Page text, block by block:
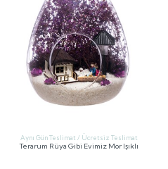
Aynı Gün Teslimat / Ücretsiz Teslimat
Terarum Rüya Gibi Evimiz Mor Işıklı